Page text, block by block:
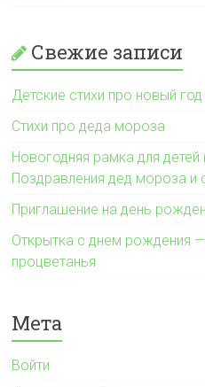
Свежие записи
Детские стихи про новый год
Стихи про деда мороза
Новогодняя рамка для детей
Поздравления дед мороза и
Приглашение на день
Открытка с днем рождения
процветанья
Мета
Войти